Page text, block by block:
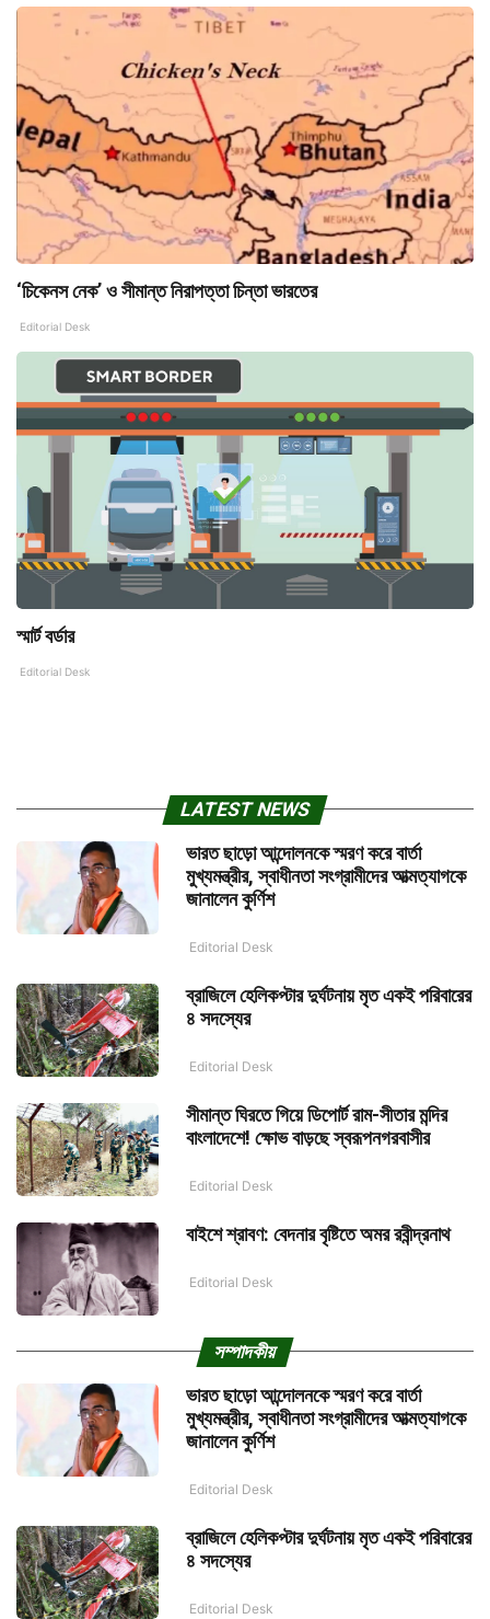
‘চিকেনস নেক’ ও সীমান্ত নিরাপত্তা চিন্তা ভারতের
Editorial Desk
স্মার্ট বর্ডার
Editorial Desk
LATEST NEWS
ভারত ছাড়ো আন্দোলনকে স্মরণ করে বার্তা
মুখ্যমন্ত্রীর, স্বাধীনতা সংগ্রামীদের আত্মত্যাগকে
জানালেন কুর্ণিশ
Editorial Desk
ব্রাজিলে হেলিকপ্টার দুর্ঘটনায় মৃত একই পরিবারের
৪ সদস্যের
Editorial Desk
সীমান্ত ঘিরতে গিয়ে ডিপোর্ট রাম-সীতার মন্দির
বাংলাদেশে! ক্ষোভ বাড়ছে স্বরূপনগরবাসীর
Editorial Desk
বাইশে শ্রাবণ: বেদনার বৃষ্টিতে অমর রবীন্দ্রনাথ
Editorial Desk
সম্পাদকীয়
ভারত ছাড়ো আন্দোলনকে স্মরণ করে বার্তা
মুখ্যমন্ত্রীর, স্বাধীনতা সংগ্রামীদের আত্মত্যাগকে
জানালেন কুর্ণিশ
Editorial Desk
ব্রাজিলে হেলিকপ্টার দুর্ঘটনায় মৃত একই পরিবারের
৪ সদস্যের
Editorial Desk